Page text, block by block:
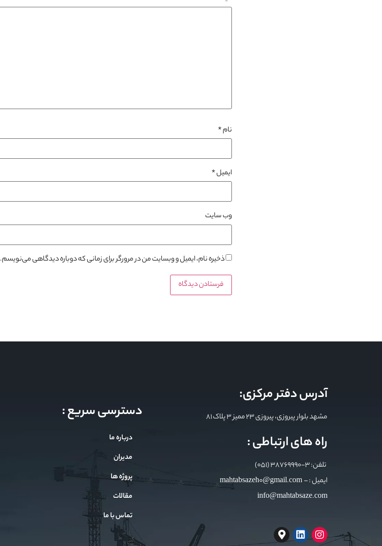
نام*
ایمیل*
وب‌ سایت
ذخیره نام، ایمیل و وبسایت من در مرورگر برای زمانی که دوباره دیدگاهی می‌نویسم.
آدرس دفتر مرکزی:
مشهد بلوار پیروزی، پیروزی 23 ممیز 3 پلاک 81
راه های ارتباطی :
تلفن: 3-38769990 (051)
ایمیل : mahtabsazeh0@gmail.com –
info@mahtabsaze.com
دسترسی سریع :
درباره ما
مدیران
پروژه ها
مقالات
تماس با ما